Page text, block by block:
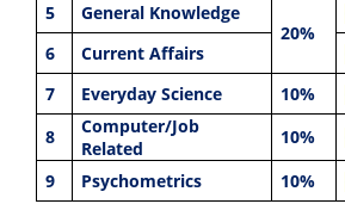
5
General Knowledge
20%
6 Current Affairs
7 Everyday Science 10%
8
Computer/Job
Related
10%
9 Psychometrics 10%